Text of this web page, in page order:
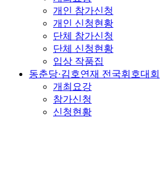
개인 참가신청
개인 신청현황
단체 참가신청
단체 신청현황
입상 작품집
동춘당·김호연재 전국휘호대회
개최요강
참가신청
신청현황